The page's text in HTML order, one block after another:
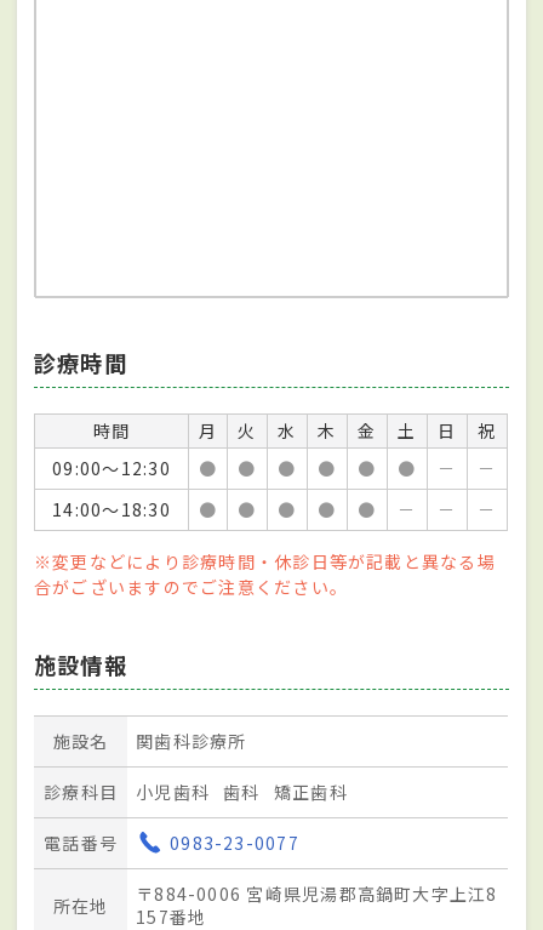
診療時間
時間 月 火 水 木 金 土 日
祝
09:00～12:30
● ● ● ● ● ● －
－
14:00～18:30
● ● ● ● ● － － －
※変更などにより診療時間・休診日等が記載と異なる場
合がございますのでご注意ください。
施設情報
施設名 関歯科診療所
診療科目 小児歯科 歯科 矯正歯科
電話番号 0983-23-0077
所在地
〒884-0006 宮崎県児湯郡高鍋町大字上江8
157番地